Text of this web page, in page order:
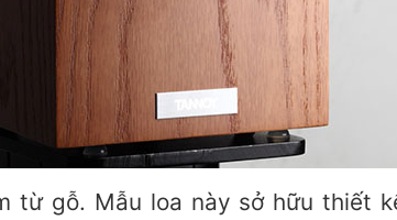
từ gỗ. Mẫu loa này sở hữu thiết